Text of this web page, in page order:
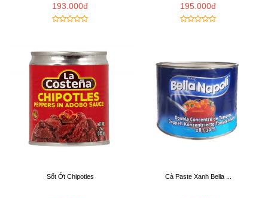
193.000đ 195.000đ
Sốt Ớt Chipotles Cà Paste Xanh Bella ...